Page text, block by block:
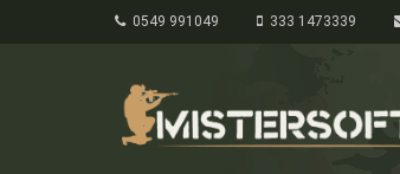
0549 991049 333 1473339